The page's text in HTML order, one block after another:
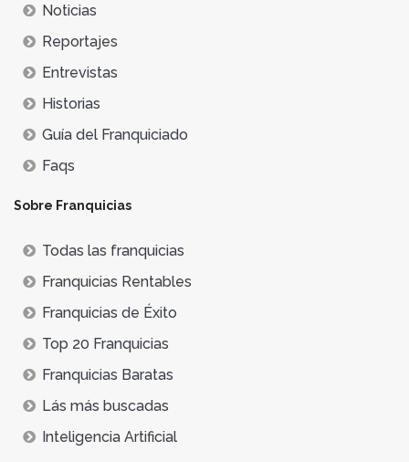
Noticias
Reportajes
Entrevistas
Historias
Guía del Franquiciado
Faqs
Sobre Franquicias
Todas las franquicias
Franquicias Rentables
Franquicias de Éxito
Top 20 Franquicias
Franquicias Baratas
Lás más buscadas
Inteligencia Artificial